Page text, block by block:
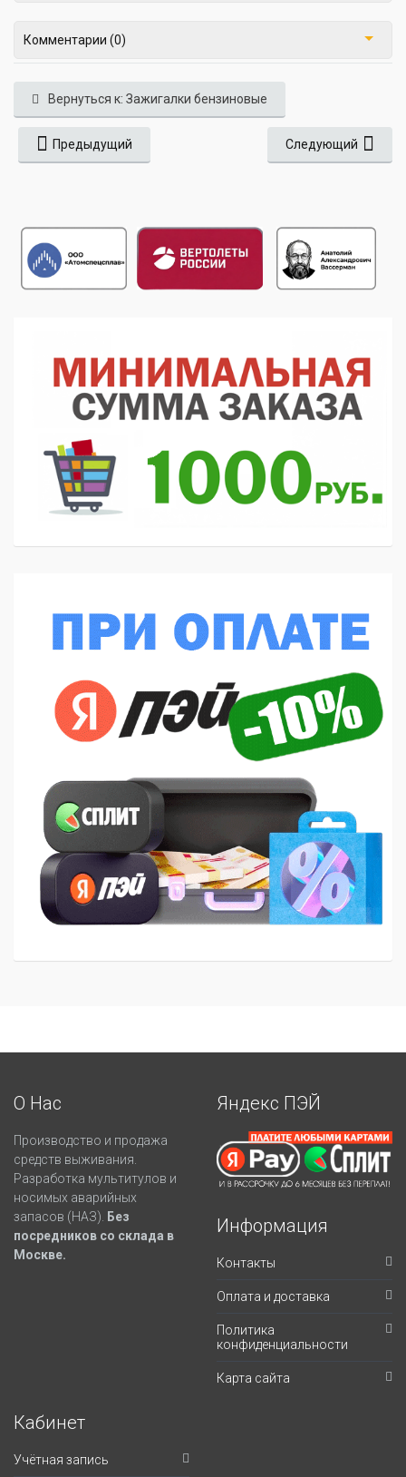
Комментарии (0)
Вернуться к: Зажигалки бензиновые
Предыдущий Следующий
О Нас
Производство и продажа
средств выживания.
Разработка мультитулов и
носимых аварийных
запасов (НАЗ).
Без
посредников со склада в
Москве.
Яндекс ПЭЙ
Информация
Контакты
Оплата и доставка
Политика
конфиденциальности
Карта сайта
Кабинет
Учётная запись